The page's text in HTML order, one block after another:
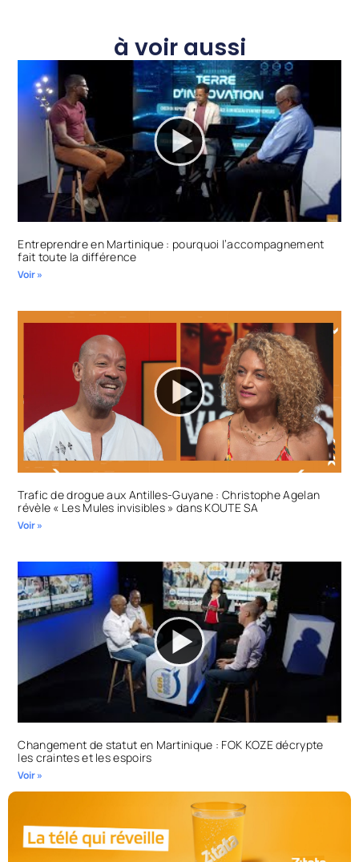
à voir aussi
Entreprendre en Martinique : pourquoi l’accompagnement
fait toute la différence
Voir »
Trafic de drogue aux Antilles-Guyane : Christophe Agelan
révèle « Les Mules invisibles » dans KOUTE SA
Voir »
Changement de statut en Martinique : FOK KOZE décrypte
les craintes et les espoirs
Voir »